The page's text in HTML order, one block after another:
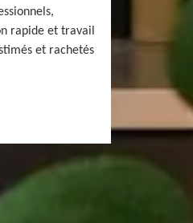
rapide et travail
et rachetés